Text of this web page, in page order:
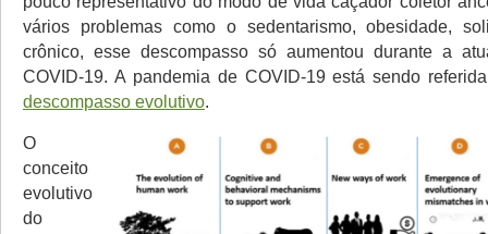
vários problemas como o sedentarismo, obesidade,
crônico, esse descompasso só aumentou durante a
COVID-19. A pandemia de COVID-19 está sendo
descompasso evolutivo.
O
conceito
evolutivo
do